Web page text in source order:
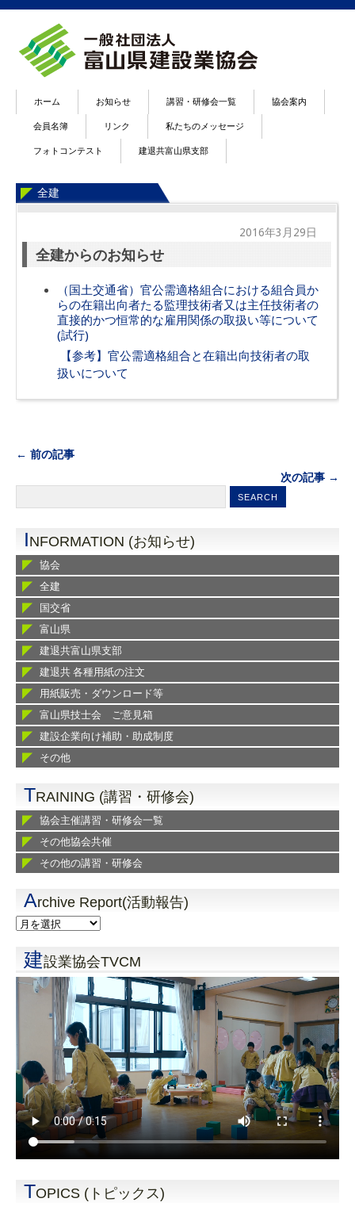
ホーム お知らせ 講習・研修会一覧 協会案内
会員名簿 リンク 私たちのメッセージ
フォトコンテスト 建退共富山県支部
全建
2016年3月29日
全建からのお知らせ
（国土交通省）官公需適格組合における組合員か
らの在籍出向者たる監理技術者又は主任技術者の
直接的かつ恒常的な雇用関係の取扱い等について
(試行)
【参考】官公需適格組合と在籍出向技術者の取
扱いについて
← 前の記事
次の記事 →
INFORMATION (お知らせ)
協会
全建
国交省
富山県
建退共富山県支部
建退共 各種用紙の注文
用紙販売・ダウンロード等
富山県技士会 ご意見箱
建設企業向け補助・助成制度
その他
TRAINING (講習・研修会)
協会主催講習・研修会一覧
その他協会共催
その他の講習・研修会
Archive Report(活動報告)
建設業協会TVCM
TOPICS (トピックス)